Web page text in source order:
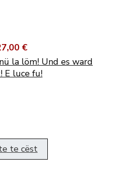
€
la löm! Und es ward
E luce fu!
te cëst